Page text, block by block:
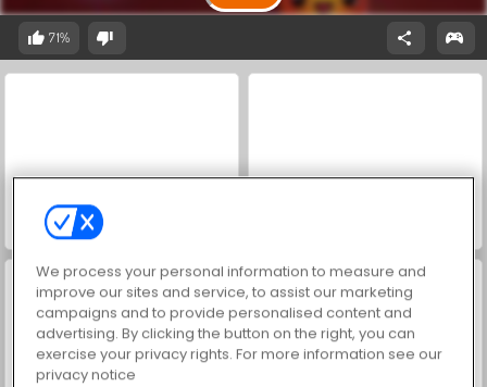
71%
Hidden Object: Street of Secrets
We process your personal information to measure and
improve our sites and service, to assist our marketing
campaigns and to provide personalised content and
advertising. By clicking the button on the right, you can
exercise your privacy rights. For more information see our
privacy notice